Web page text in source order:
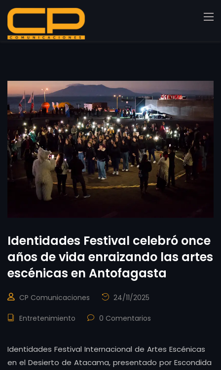
Identidades Festival celebró once
años de vida enraizando las artes
escénicas en Antofagasta
CP Comunicaciones 24/11/2025
Entretenimiento 0 Comentarios
Identidades Festival Internacional de Artes Escénicas
en el Desierto de Atacama, presentado por Escondida